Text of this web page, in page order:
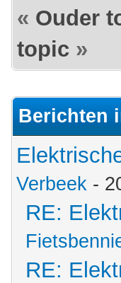
« Ouder
topic »
Berichten
Verbeek -
RE:
RE: